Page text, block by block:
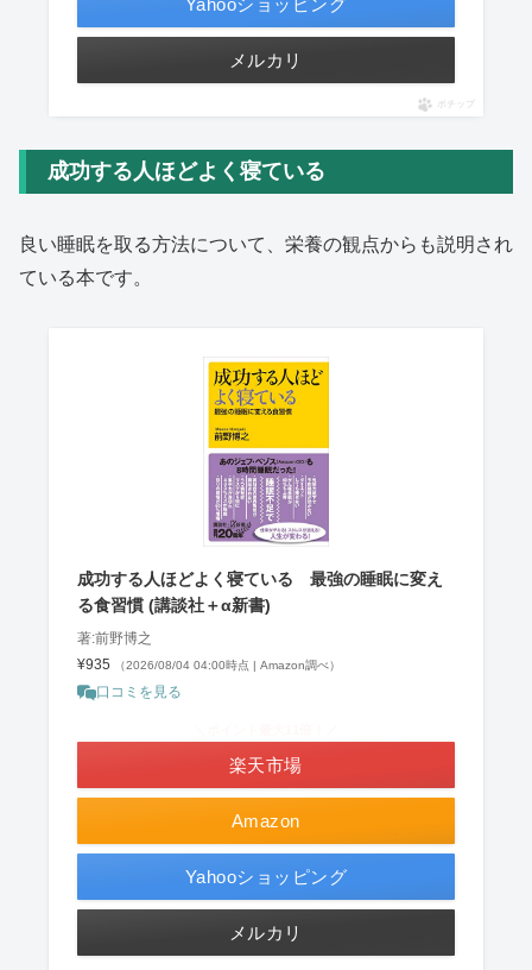
Yahooショッピング
メルカリ
ポチップ
成功する人ほどよく寝ている
良い睡眠を取る方法について、栄養の観点からも説明され
ている本です。
成功する人ほどよく寝ている 最強の睡眠に変え
る食習慣 (講談社＋α新書)
著:前野博之
¥935
（2026/08/04 04:00時点 | Amazon調べ）
口コミを見る
Amazon
楽天市場
Yahooショッピング
メルカリ